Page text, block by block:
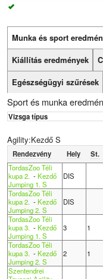
Munka és sport
Kiállítás eredmények
Egészségügyi szűrések
Sport és munka
Vizsga típus
Agility:Kezdő S
Rendezvény Hely St.
TordasZoo Téli
kupa 2. -Kezdő
Jumping 1. S
DIS
TordasZoo Téli
kupa 2. -Kezdő
Jumping 2. S
DIS
TordasZoo Téli
kupa 3. -Kezdő
Jumping 1. S
3 1
TordasZoo Téli
kupa 3. -Kezdő
Jumping 2. S
2 1
Szentendrei